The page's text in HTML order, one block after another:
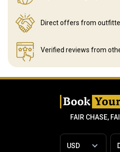
Direct offers from
Verified reviews from
FAIR CHASE,